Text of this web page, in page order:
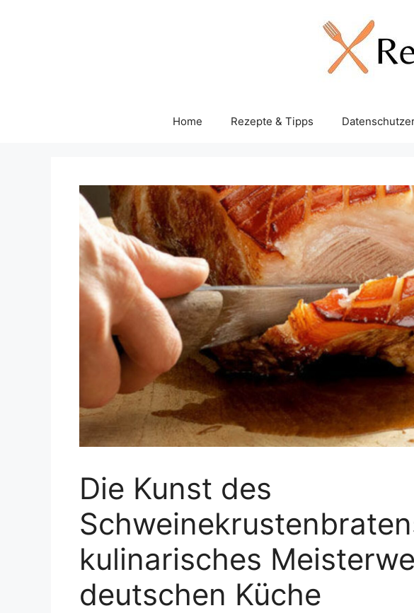
Home Rezepte & Tipps
Die Kunst des
kulinarisches
deutschen Küche